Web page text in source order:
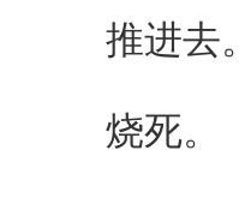
推进去。
烧死。